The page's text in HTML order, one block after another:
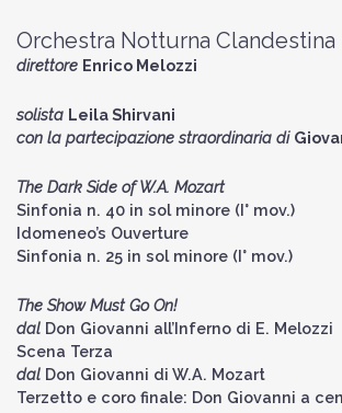
Orchestra Notturna Clandestina
direttore Enrico Melozzi
solista Leila Shirvani
con la partecipazione straordinaria di
The Dark Side of W.A. Mozart
Sinfonia n. 40 in sol minore (I° mov.)
Idomeneo’s Ouverture
Sinfonia n. 25 in sol minore (I° mov.)
The Show Must Go On!
dal Don Giovanni all’Inferno di E. Melozzi
Scena Terza
dal Don Giovanni di W.A. Mozart
Terzetto e coro finale: Don Giovanni a